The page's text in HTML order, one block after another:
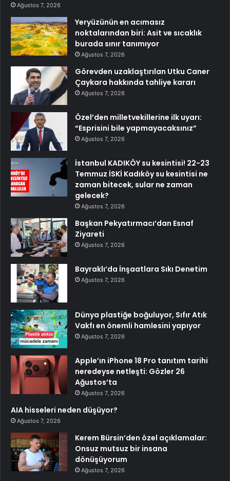
Ağustos 7, 2026
Yeryüzünün en acımasız
noktalarından biri: Asit ve sıcaklık
burada sınır tanımıyor
Ağustos 7, 2026
Görevden uzaklaştırılan Utku Caner
Çaykara hakkında tahliye kararı
Ağustos 7, 2026
Özel’den milletvekillerine ilk uyarı:
“Esprisini bile yapmayacaksınız”
Ağustos 7, 2026
İstanbul KADIKÖY su kesintisi! 22-23
Temmuz İSKİ Kadıköy su kesintisi ne
zaman bitecek, sular ne zaman
gelecek?
Ağustos 7, 2026
Başkan Pekyatırmacı’dan Esnaf
Ziyareti
Ağustos 7, 2026
Bayraklı’da İnşaatlara Sıkı Denetim
Ağustos 7, 2026
Dünya plastiğe boğuluyor, Sıfır Atık
Vakfı en önemli hamlesini yapıyor
Ağustos 7, 2026
Apple’ın iPhone 18 Pro tanıtım tarihi
neredeyse netleşti: Gözler 26
Ağustos’ta
Ağustos 7, 2026
AIA hisseleri neden düşüyor?
Ağustos 7, 2026
Kerem Bürsin’den özel açıklamalar:
Onsuz mutsuz bir insana
dönüşüyorum
Ağustos 7, 2026